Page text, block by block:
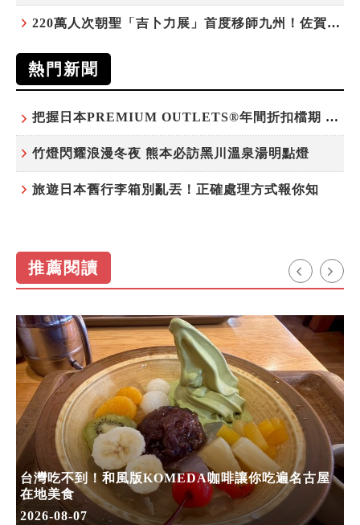
220萬人次朝聖「吉卜力展」首度移師九州！佐賀站早鳥平日套票8/10搶先開賣
熱門新聞
把握日本PREMIUM OUTLETS®年間折扣檔期 越買越划算
竹燈閃耀浪漫冬夜 熊本必訪黑川溫泉湯明點燈
旅遊日本舊行李箱別亂丟！正確處理方式報你知
推薦閱讀
台灣吃不到！和風版KOMEDA咖啡讓你吃遍名古屋
在地美食
2026-08-07